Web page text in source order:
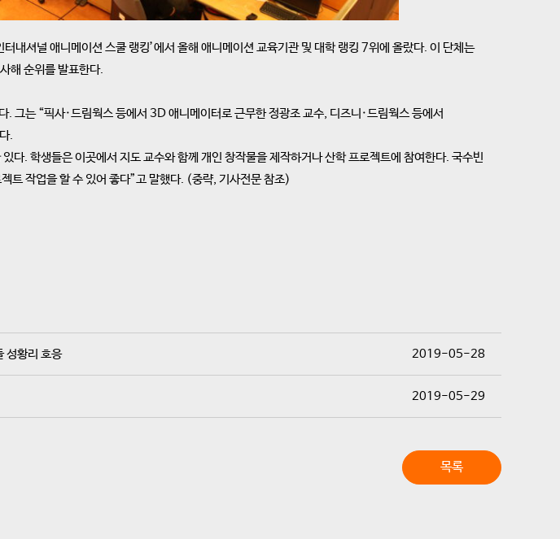
내셔널 애니메이션 스쿨 랭킹’에서 올해 애니메이션 교육기관 및 대학 랭킹 7위에 올랐다. 이 단체는
해 순위를 발표한다.
그는 “픽사·드림웍스 등에서 3D 애니메이터로 근무한 정광조 교수, 디즈니·드림웍스 등에서
.
다. 학생들은 이곳에서 지도 교수와 함께 개인 창작물을 제작하거나 산학 프로젝트에 참여한다. 국수빈
트 작업을 할 수 있어 좋다”고 말했다. (중략, 기사전문 참조)
성황리 호응 2019-05-28
2019-05-29
목록